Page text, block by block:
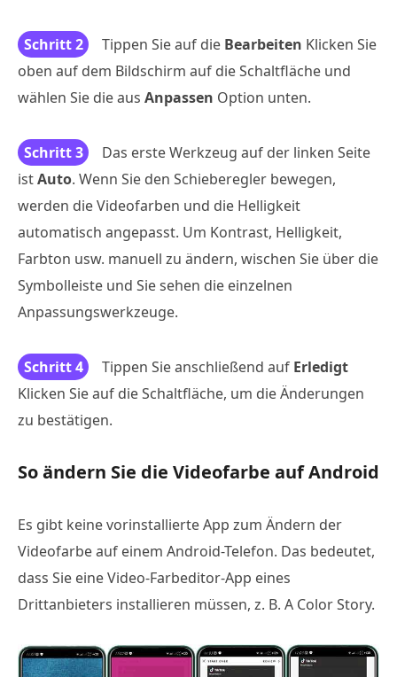
Schritt 2 Tippen Sie auf die Bearbeiten Klicken Sie
oben auf dem Bildschirm auf die Schaltfläche und
wählen Sie die aus Anpassen Option unten.
Schritt 3
Das erste Werkzeug auf der linken Seite
istAuto. Wenn Sie den Schieberegler bewegen,
werden die Videofarben und die Helligkeit
automatisch angepasst. Um Kontrast, Helligkeit,
Farbton usw. manuell zu ändern, wischen Sie über die
Symbolleiste und Sie sehen die einzelnen
Anpassungswerkzeuge.
Schritt 4 Tippen Sie anschließend auf Erledigt
Klicken Sie auf die Schaltfläche, um die Änderungen
zu bestätigen.
So ändern Sie die Videofarbe auf Android
Es gibt keine vorinstallierte App zum Ändern der
Videofarbe auf einem Android-Telefon. Das bedeutet,
dass Sie eine Video-Farbeditor-App eines
Drittanbieters installieren müssen, z. B. A Color Story.